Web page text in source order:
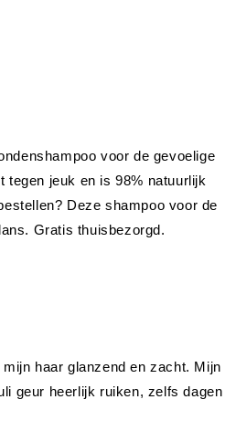
haar glanzend en zacht. Mijn
geur heerlijk ruiken, zelfs dagen